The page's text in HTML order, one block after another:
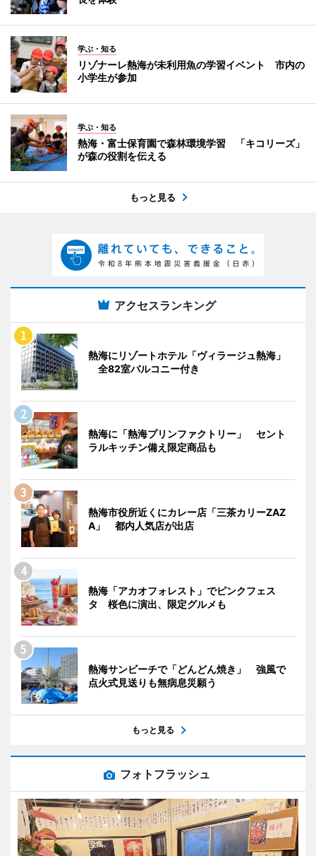
学ぶ・知る
リゾナーレ熱海が未利用魚の学習イベント 市内の
小学生が参加
学ぶ・知る
熱海・富士保育園で森林環境学習 「キコリーズ」
が森の役割を伝える
もっと見る
アクセスランキング
熱海にリゾートホテル「ヴィラージュ熱海」
全82室バルコニー付き
熱海に「熱海プリンファクトリー」 セント
ラルキッチン備え限定商品も
熱海市役所近くにカレー店「三茶カリーZAZ
A」 都内人気店が出店
熱海「アカオフォレスト」でピンクフェス
タ 桜色に演出、限定グルメも
熱海サンビーチで「どんどん焼き」 強風で
点火式見送りも無病息災願う
もっと見る
フォトフラッシュ